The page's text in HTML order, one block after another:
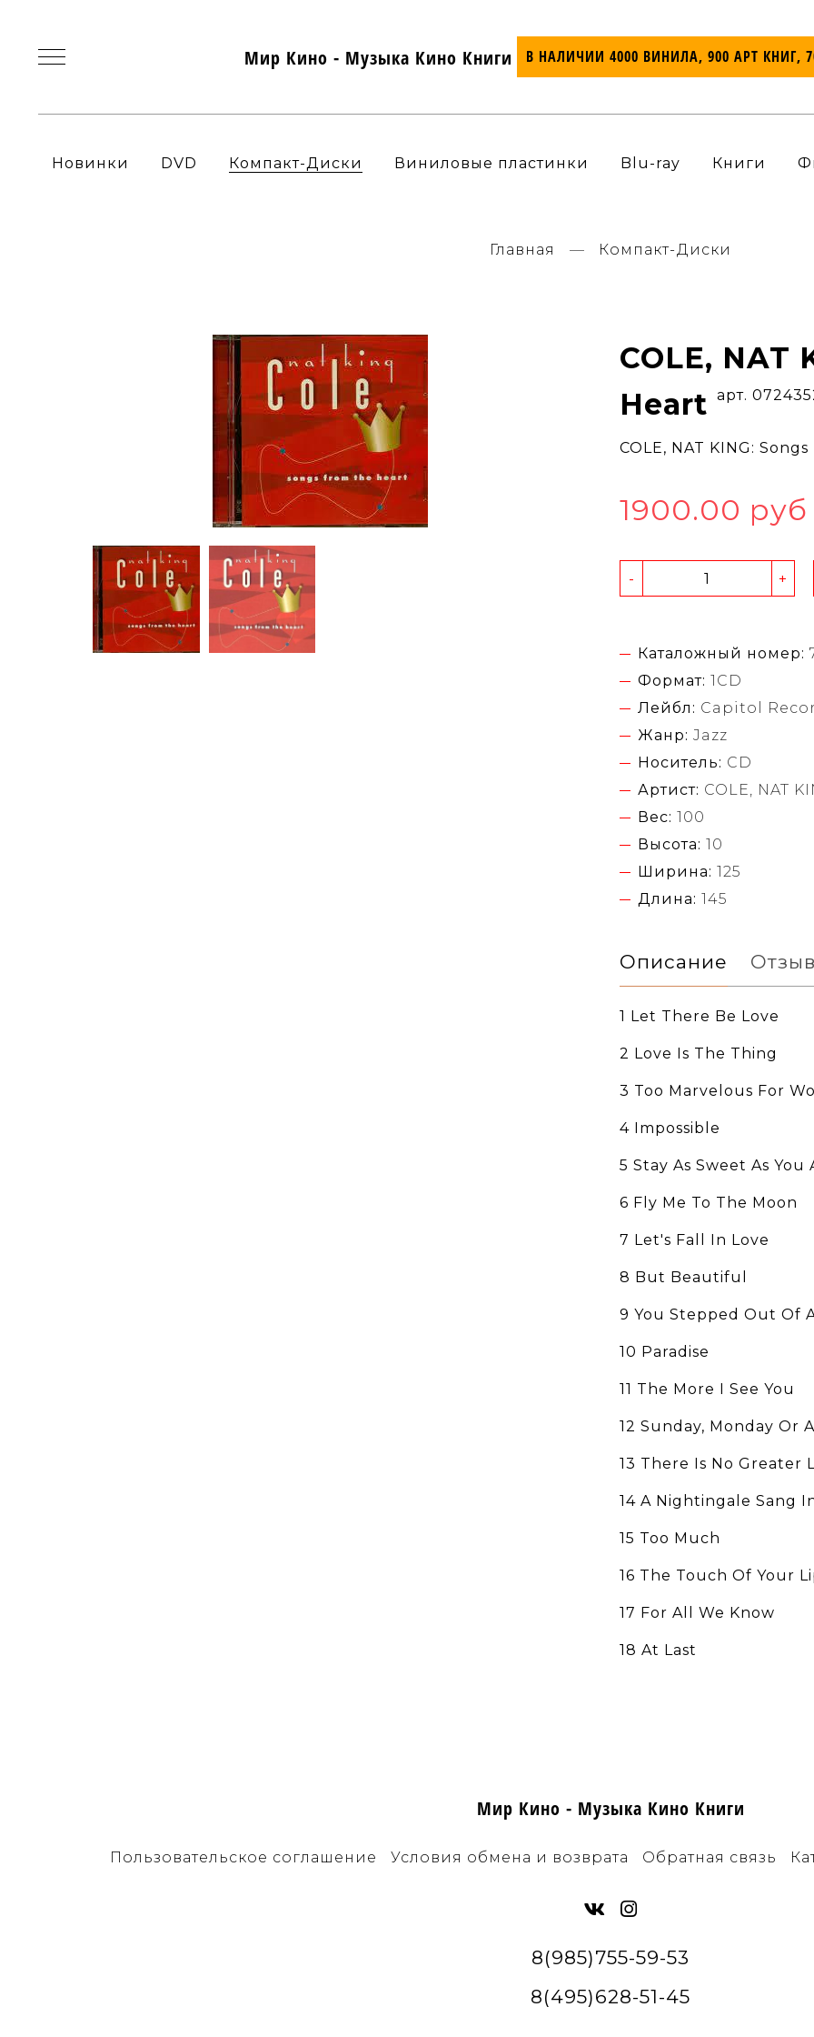
Мир Кино - Музыка Кино Книги В НАЛИЧИИ 4000 ВИНИЛА, 900 АРТ КНИГ,
Новинки DVD Компакт-Диски Виниловые пластинки Blu-ray Книги
Главная Компакт-Диски
COLE, NAT
Heart арт.
COLE, NAT KING:
1900.00 руб
- +
Каталожный номер:
Формат: 1CD
Лейбл: Capitol
Жанр: Jazz
Носитель: CD
Артист: COLE, NAT
Вес: 100
Высота: 10
Ширина: 125
Длина: 145
Описание
1 Let There Be Love
2 Love Is The Thing
3 Too Marvelous For
4 Impossible
5 Stay As Sweet As You
6 Fly Me To The Moon
7 Let's Fall In Love
8 But Beautiful
9 You Stepped Out Of
10 Paradise
11 The More I See You
12 Sunday, Monday Or
13 There Is No Greater
14 A Nightingale Sang
15 Too Much
16 The Touch Of Your
17 For All We Know
18 At Last
Мир Кино - Музыка Кино Книги
Пользовательское соглашение Условия обмена и возврата Обратная связь
8(985)755-59-53
8(495)628-51-45